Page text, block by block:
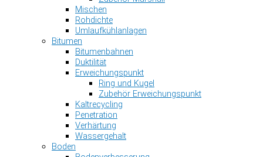
Mischen
Rohdichte
Umlaufkühlanlagen
Bitumen
Bitumenbahnen
Duktilität
Erweichungspunkt
Ring und Kugel
Zubehör Erweichungspunkt
Kaltrecycling
Penetration
Verhärtung
Wassergehalt
Boden